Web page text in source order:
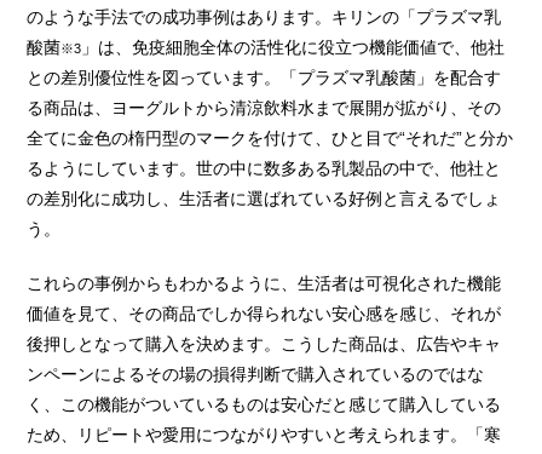
のような手法での成功事例はあります。キリンの「プラズマ乳
酸菌※3 」は、免疫細胞全体の活性化に役立つ機能価値で、他社
との差別優位性を図っています。「プラズマ乳酸菌」を配合す
る商品は、ヨーグルトから清涼飲料水まで展開が拡がり、その
全てに金色の楕円型のマークを付けて、ひと目で“それだ”と分か
るようにしています。世の中に数多ある乳製品の中で、他社と
の差別化に成功し、生活者に選ばれている好例と言えるでしょ
う。
これらの事例からもわかるように、生活者は可視化された機能
価値を見て、その商品でしか得られない安心感を感じ、それが
後押しとなって購入を決めます。こうした商品は、広告やキャ
ンペーンによるその場の損得判断で購入されているのではな
く、この機能がついているものは安心だと感じて購入している
ため、リピートや愛用につながりやすいと考えられます。「寒